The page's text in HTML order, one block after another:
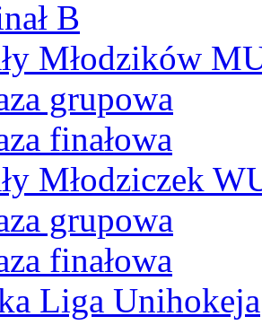
B
Młodzików
grupowa
finałowa
Młodziczek
grupowa
finałowa
Liga Unihokeja